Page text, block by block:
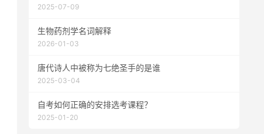
2025-07-09
生物药剂学名词解释
2026-01-03
唐代诗人中被称为七绝圣手的是谁
2025-03-04
自考如何正确的安排选考课程？
2025-01-20